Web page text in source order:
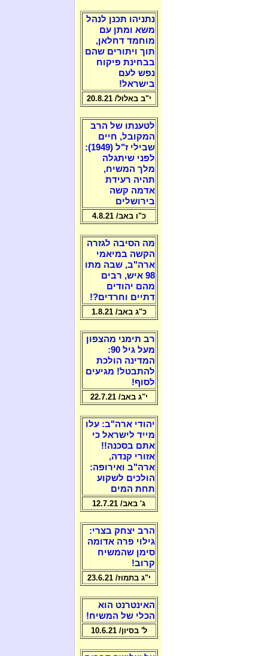
נתניהו תכנן לנהל
משא ומתן עם
מוחמד דחלאן,
תוך ויתורים שהם
בבחינת פיקוח
נפש לעם
בישראל!
י"ב באלול/ 20.8.21
לטענתו של הרב
המקובל, חיים
שבילי ז"ל (1949):
לפני שיתגלה
מלך המשיח,
תהיה רעידת
אדמה קשה
בירושלים
כ"ו באב/ 4.8.21
מה הסיבה לגזרה
הקשה במיאמי
ארה"ב, שבה מתו
98 איש, רבים
מהם יהודים
דתיים וחרדים?!
כ"ג באב/ 1.8.21
רב תימני מהצפון
מעל גיל 90:
המדינה הולכת
להתבטל! מגיעים
לסוף!
י"ג באב/ 22.7.21
יהודי ארה"ב: עלו
מייד לישראל כי
אתם בסכנה!!
אזורי קנדה,
ארה"ב ואירופה:
הולכים לשקוע
תחת המים
ג' באב/ 12.7.21
הרב יצחק בצרי:
גילוי פרה אדומה
סימן שהמשיח
קרוב!
י"ג בתמוז/ 23.6.21
האינטרנט הוא
הכלי של המשיח!
ל' בסיון/ 10.6.21